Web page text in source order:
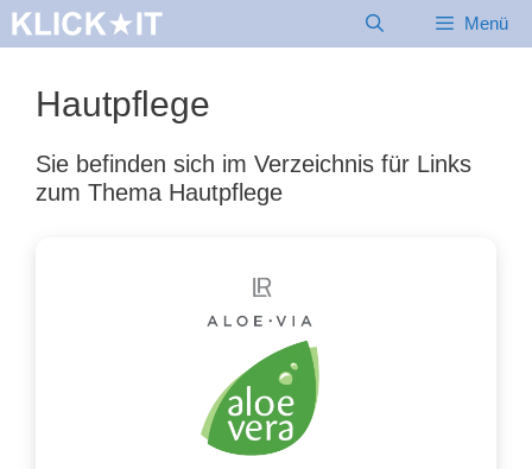
Zum
Inhalt
Menü
Hautpflege
Sie befinden sich im Verzeichnis für Links
zum Thema Hautpflege